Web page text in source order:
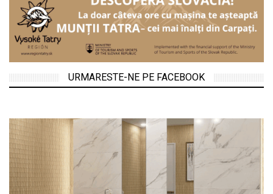
URMARESTE-NE PE FACEBOOK